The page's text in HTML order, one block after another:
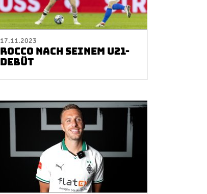
17.11.2023
ROCCO NACH SEINEM U21-
DEBÜT